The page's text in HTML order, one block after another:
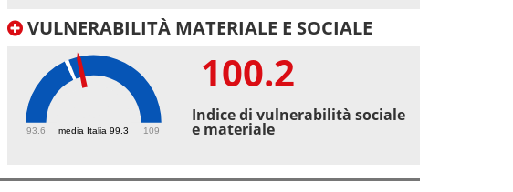
VULNERABILITÀ MATERIALE E SOCIALE
media Italia 99.3
93.6 109
100.2
Indice di vulnerabilità sociale
e materiale